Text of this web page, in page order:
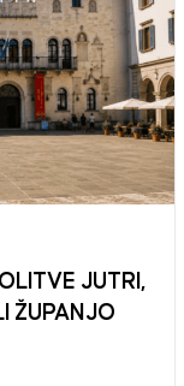
JUTRI,
ŽUPANJO